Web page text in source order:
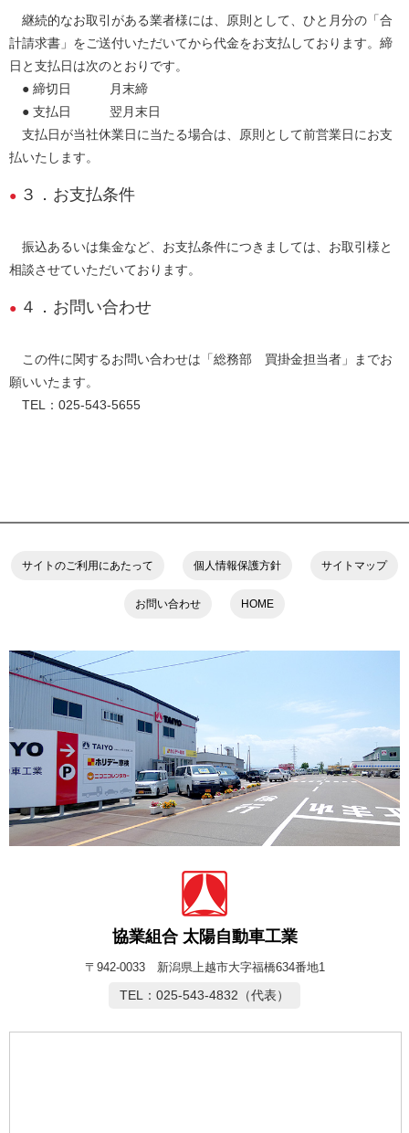
継続的なお取引がある業者様には、原則として、ひと月分の「合
計請求書」をご送付いただいてから代金をお支払しております。締
日と支払日は次のとおりです。
● 締切日 月末締
● 支払日 翌月末日
支払日が当社休業日に当たる場合は、原則として前営業日にお支
払いたします。
３．お支払条件
振込あるいは集金など、お支払条件につきましては、お取引様と
相談させていただいております。
４．お問い合わせ
この件に関するお問い合わせは「総務部 買掛金担当者」までお
願いいたます。
TEL：025-543-5655
サイトのご利用にあたって 個人情報保護方針 サイトマップ
お問い合わせ HOME
協業組合 太陽自動車工業
〒942-0033 新潟県上越市大字福橋634番地1
TEL：025-543-4832（代表）